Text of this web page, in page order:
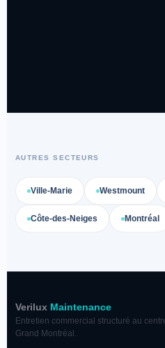
AUTRES SECTEURS
Ville-Marie Westmount
Côte-des-Neiges Montréal
Verilux Maintenance
Entretien commercial structuré au
Grand Montréal.